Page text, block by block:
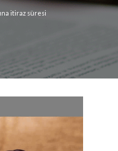
itiraz süresi